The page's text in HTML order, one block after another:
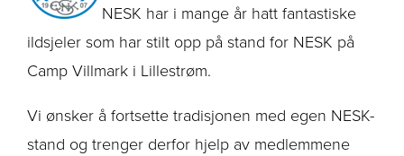
NESK har i mange år hatt fantastiske
ildsjeler som har stilt opp på stand for NESK på
Camp Villmark i Lillestrøm.
Vi ønsker å fortsette tradisjonen med egen NESK-
stand og trenger derfor hjelp av medlemmene